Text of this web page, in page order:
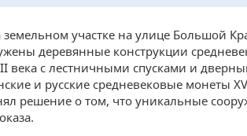
земельном участке на улице Большой
деревянные конструкции
века с лестничными спусками и
и русские средневековые монеты
решение о том, что уникальные